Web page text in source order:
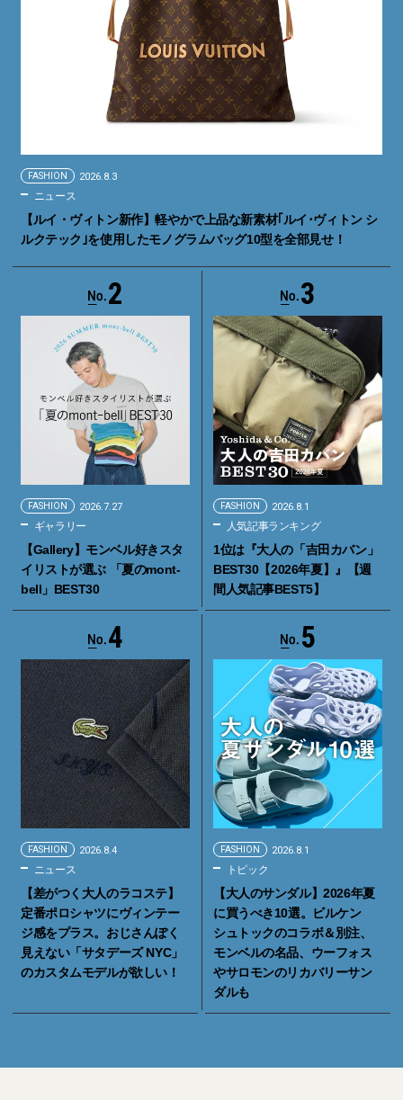
FASHION 2026.8.3
ニュース
【ルイ・ヴィトン新作】軽やかで上品な新素材｢ルイ･ヴィトン シ
ルクテック｣を使用したモノグラムバッグ10型を全部見せ！
2
FASHION 2026.7.27
ギャラリー
【Gallery】モンベル好きスタ
イリストが選ぶ 「夏のmont-
bell」BEST30
3
FASHION 2026.8.1
人気記事ランキング
1位は『大人の「吉田カバン」
BEST30【2026年夏】』【週
間人気記事BEST5】
4
FASHION 2026.8.4
ニュース
【差がつく大人のラコステ】
定番ポロシャツにヴィンテー
ジ感をプラス。おじさんぽく
見えない「サタデーズ NYC」
のカスタムモデルが欲しい！
5
FASHION 2026.8.1
トピック
【大人のサンダル】2026年夏
に買うべき10選。ビルケン
シュトックのコラボ＆別注、
モンベルの名品、ウーフォス
やサロモンのリカバリーサン
ダルも